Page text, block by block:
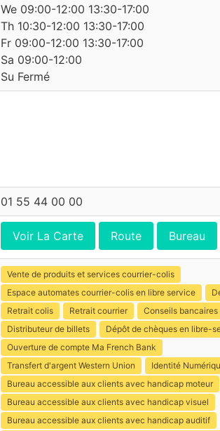
We 09:00-12:00 13:30-17:00
Th 10:30-12:00 13:30-17:00
Fr 09:00-12:00 13:30-17:00
Sa 09:00-12:00
Su Fermé
01 55 44 00 00
Voir La Carte Route Bureau
Vente de produits et services courrier-colis
Espace automates courrier-colis en libre service
Retrait colis
Retrait courrier
Conseils bancaires
Distributeur de billets
Dépôt de chèques en libre-
Ouverture de compte Ma French Bank
Transfert d'argent Western Union
Identité
Bureau accessible aux clients avec handicap moteur
Bureau accessible aux clients avec handicap visuel
Bureau accessible aux clients avec handicap auditif